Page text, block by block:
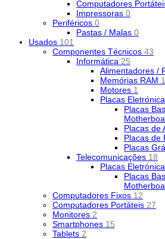
Computadores
Impressoras 0
Periféricos 0
Pastas / Malas 0
Usados 101
Componentes Técnicos 43
Informática 25
Alimentadores /
Memórias RAM
Motores 1
Placas
Placas
Placas de
Placas de
Placas
Telecomunicações 18
Placas
Placas
Computadores Fixos 12
Computadores Portáteis 27
Monitores 2
Smartphones 15
Tablets 2